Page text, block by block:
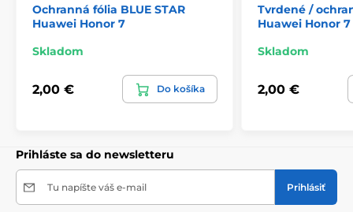
Ochranná fólia BLUE STAR
Huawei Honor 7
Skladom
2,00 € Do košíka
Tvrdené /
Huawei Honor
Skladom
2,00 €
Prihláste sa do newsletteru
Tu napíšte váš e-mail Prihlásiť